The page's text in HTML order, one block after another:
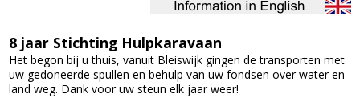
8 jaar Stichting Hulpkaravaan
Het begon bij u thuis, vanuit Bleiswijk gingen de transporten met
uw gedoneerde spullen en behulp van uw fondsen over water en
land weg. Dank voor uw steun elk jaar weer!